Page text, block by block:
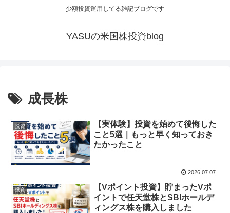
少額投資運用してる雑記ブログです
YASUの米国株投資blog
成長株
投資
【実体験】投資を始めて後悔した
こと5選｜もっと早く知っておき
たかったこと
2026.07.07
投資
【Vポイント投資】貯まったVポ
イントで任天堂株とSBIホールデ
ィングス株を購入しました